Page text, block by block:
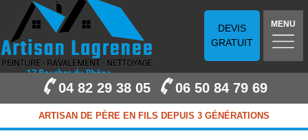
DEVIS
GRATUIT
MENU
04 82 29 38 05 06 50 84 79 69
ARTISAN DE PÈRE EN FILS DEPUIS 3 GÉNÉRATIONS